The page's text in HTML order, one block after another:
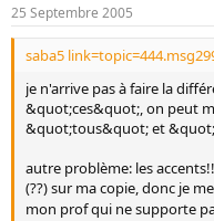
25 Septembre 2005
saba5
je n'arrive pas à faire la
&quot;ces&quot;, on peut
&quot;tous&quot; et
autre problème: les
(??) sur ma copie, donc je
mon prof qui ne supporte